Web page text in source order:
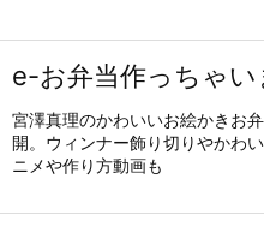
e-お弁当作っちゃい
宮澤真理のかわいいお絵かきお
開。ウィンナー飾り切りやかわ
ニメや作り方動画も